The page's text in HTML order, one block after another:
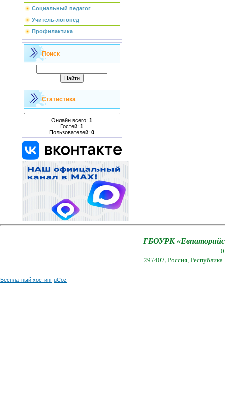
Социальный педагог
Учитель-логопед
Профилактика
Поиск
Статистика
Онлайн всего: 1
Гостей: 1
Пользователей: 0
ГБОУРК
297407, Россия,
Бесплатный хостинг uCoz